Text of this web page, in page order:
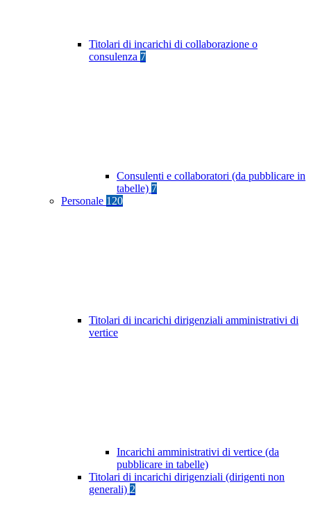
Titolari di incarichi di collaborazione o
consulenza 7
Consulenti e collaboratori (da pubblicare in
tabelle) 7
Personale 120
Titolari di incarichi dirigenziali amministrativi di
vertice
Incarichi amministrativi di vertice (da
pubblicare in tabelle)
Titolari di incarichi dirigenziali (dirigenti non
generali) 2